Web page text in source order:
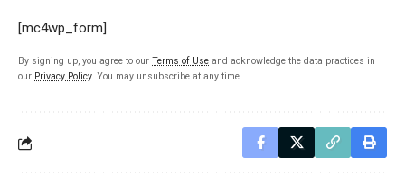
[mc4wp_form]
By signing up, you agree to our Terms of Use and acknowledge the data practices in
our Privacy Policy. You may unsubscribe at any time.